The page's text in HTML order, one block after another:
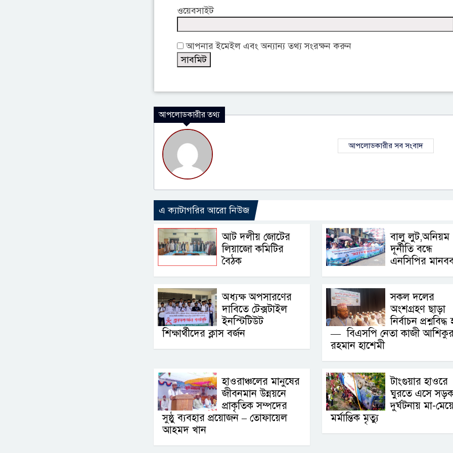
ওয়েবসাইট
আপনার ইমেইল এবং অন্যান্য তথ্য সংরক্ষন করুন
আপলোডকারীর তথ্য
আপলোডকারীর সব সংবাদ
এ ক্যাটাগরির আরো নিউজ
আট দলীয় জোটের
লিয়াজো কমিটির
বৈঠক
বালু লুট,অনিয়ম
দূর্নীতি বন্ধে
এনসিপির
অধ্যক্ষ অপসারণের
দাবিতে টেক্সটাইল
ইনস্টিটিউট
শিক্ষার্থীদের ক্লাস বর্জন
সকল দলের
অংশগ্রহণ ছাড়া
নির্বাচন
— বিএসপি নেতা কাজী
রহমান হাশেমী
হাওরাঞ্চলের মানুষের
জীবনমান উন্নয়নে
প্রাকৃতিক সম্পদের
সুষ্ঠু ব্যবহার প্রয়োজন – তোফায়েল
আহমদ খান
টাংগুয়ার হাওরে
ঘুরতে এসে
দুর্ঘটনায় মা-
মর্মান্তিক মৃত্যু